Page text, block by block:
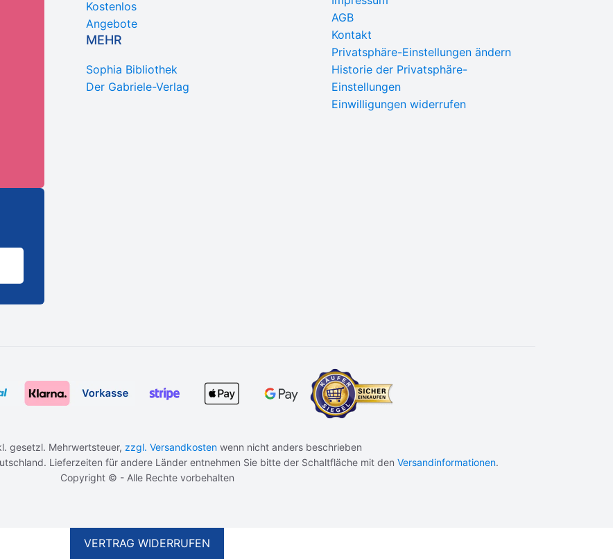
Kostenlos
Angebote
MEHR
Sophia Bibliothek
Der Gabriele-Verlag
AGB
Kontakt
Privatsphäre-Einstellungen ändern
Historie der Privatsphäre-
Einstellungen
Einwilligungen widerrufen
gesetzl. Mehrwertsteuer, zzgl. Versandkosten wenn nicht anders beschrieben
Lieferzeiten für andere Länder entnehmen Sie bitte der Schaltfläche mit den Versandinformationen.
Copyright © - Alle Rechte vorbehalten
VERTRAG WIDERRUFEN